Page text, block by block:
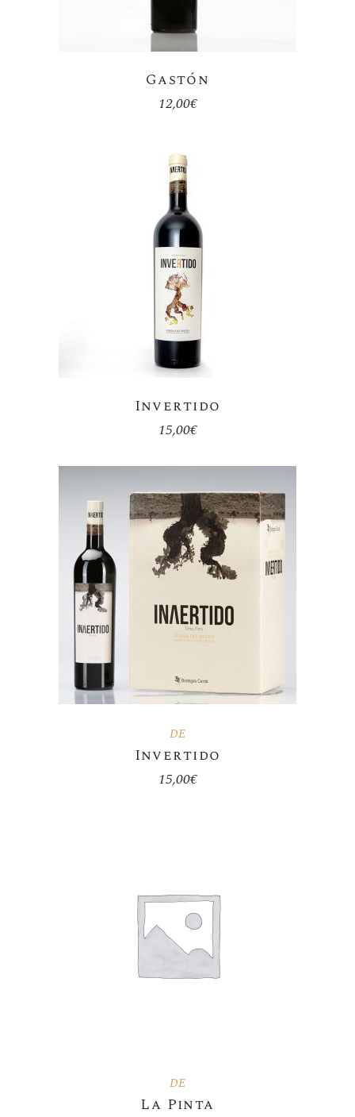
Gastón
12,00€
Invertido
15,00€
DE
Invertido
15,00€
DE
La Pinta